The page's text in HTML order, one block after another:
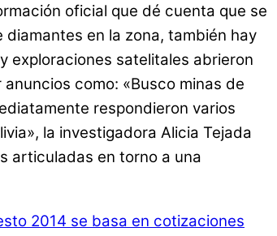
oficial que dé cuenta que se
en la zona, también hay
exploraciones satelitales abrieron
como: «Busco minas de
respondieron varios
la investigadora Alicia Tejada
articuladas en torno a una
2014 se basa en cotizaciones